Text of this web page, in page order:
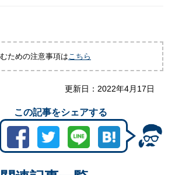
ための注意事項はこちら
更新日： 2022年4月17日
この記事をシェアする